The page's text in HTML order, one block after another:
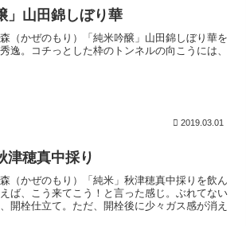
」山田錦しぼり華
（かぜのもり）「純米吟醸」山田錦しぼり華を
逸。コチっとした枠のトンネルの向こうには、
2019.03.01
津穂真中採り
（かぜのもり）「純米」秋津穂真中採りを飲ん
ば、こう来てこう！と言った感じ。ぶれてない
開栓仕立て。ただ、開栓後に少々ガス感が消え